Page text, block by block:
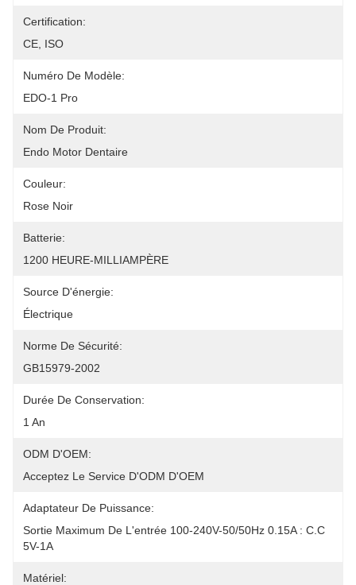
Certification:
CE, ISO
Numéro De Modèle:
EDO-1 Pro
Nom De Produit:
Endo Motor Dentaire
Couleur:
Rose Noir
Batterie:
1200 HEURE-MILLIAMPÈRE
Source D'énergie:
Électrique
Norme De Sécurité:
GB15979-2002
Durée De Conservation:
1 An
ODM D'OEM:
Acceptez Le Service D'ODM D'OEM
Adaptateur De Puissance:
Sortie Maximum De L'entrée 100-240V-50/50Hz 0.15A : C.C
5V-1A
Matériel: